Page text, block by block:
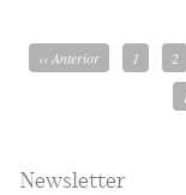
‹‹ Anterior 1 2
Newsletter